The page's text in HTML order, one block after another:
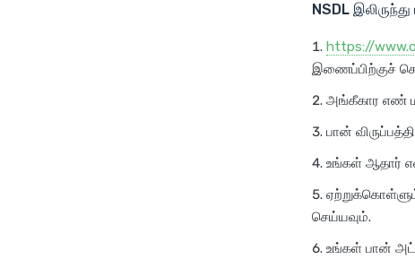
NSDL
https://
இணைப்பிற்குச்
அங்கீகார எண்
பான்
உங்கள் ஆதார்
செய்யவும்.
உங்கள் பான்